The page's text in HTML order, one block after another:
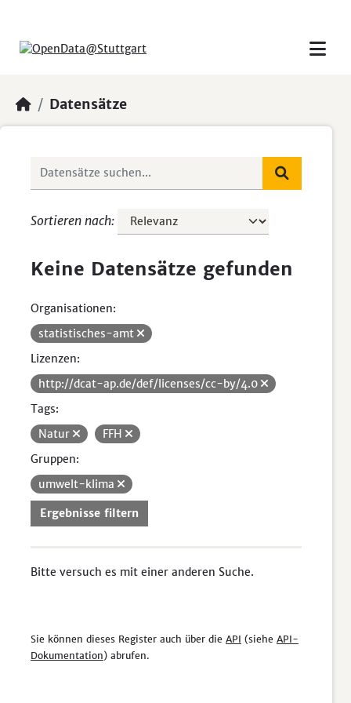
Datensätze
Sortieren nach
Keine Datensätze gefunden
Organisationen:
statistisches-amt
Lizenzen:
http://dcat-ap.de/def/licenses/cc-by/4.0
Tags:
Natur
FFH
Gruppen:
umwelt-klima
Ergebnisse filtern
Bitte versuch es mit einer anderen Suche.
Sie können dieses Register auch über die API (siehe API-
Dokumentation) abrufen.